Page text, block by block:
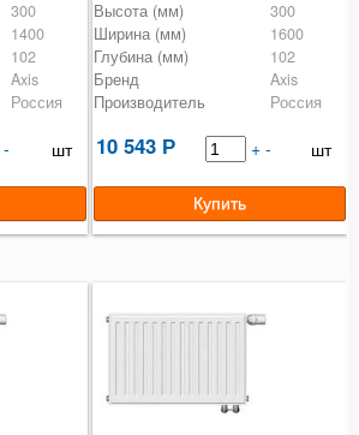
300
1400
102
Axis
Россия
- шт
Высота (мм)
300
Ширина (мм)
1600
Глубина (мм)
102
Бренд
Axis
Производитель
Россия
10 543 Р + - шт